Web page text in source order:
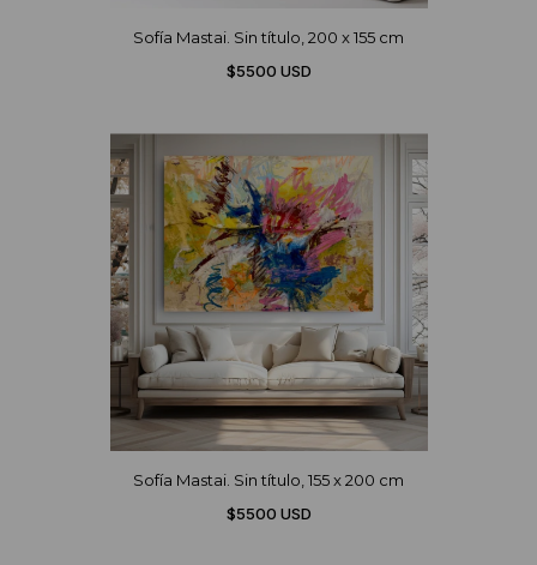
Sofía Mastai. Sin título, 200 x 155 cm
$5500 USD
Sofía Mastai. Sin título, 155 x 200 cm
$5500 USD